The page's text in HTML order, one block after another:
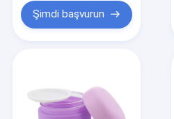
Şimdi başvurun